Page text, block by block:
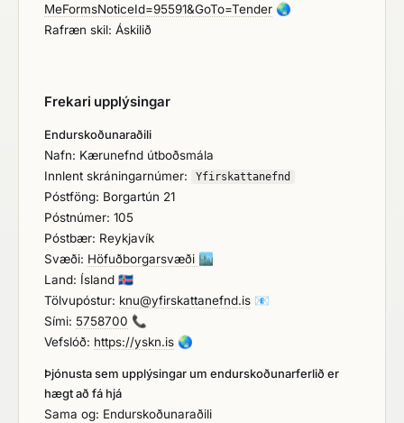
MeFormsNoticeId=95591&GoTo=Tender 🌏
Rafræn skil: Áskilið
Frekari upplýsingar
Endurskoðunaraðili
Nafn: Kærunefnd útboðsmála
Innlent skráningarnúmer:
Yfirskattanefnd
Póstföng: Borgartún 21
Póstnúmer: 105
Póstbær: Reykjavík
Svæði: Höfuðborgarsvæði 🏙️
Land: Ísland 🇮🇸
Tölvupóstur: knu@yfirskattanefnd.is 📧
Sími: 5758700 📞
Vefslóð: https://yskn.is 🌏
Þjónusta sem upplýsingar um endurskoðunarferlið er
hægt að fá hjá
Sama og: Endurskoðunaraðili